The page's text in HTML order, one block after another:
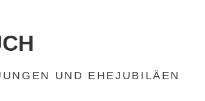
UND EHEJUBILÄEN